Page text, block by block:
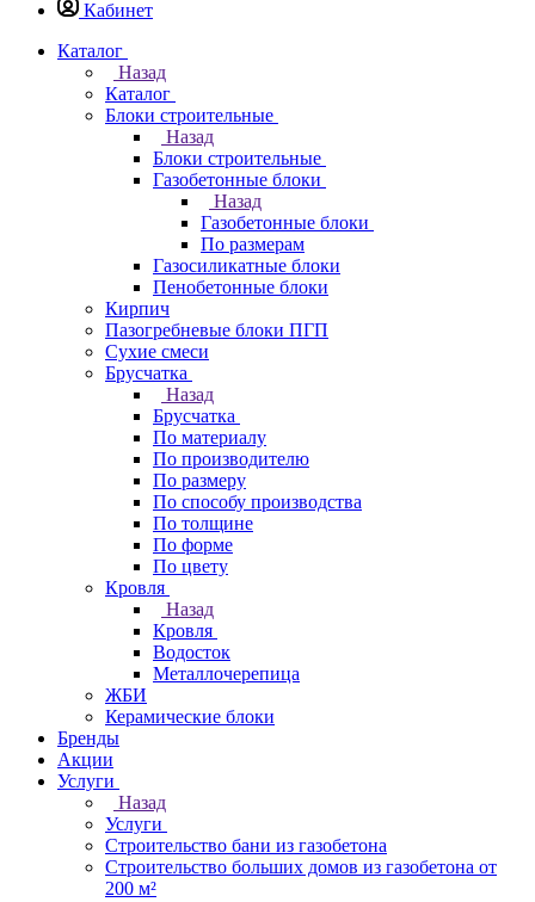
Кабинет
Каталог
Назад
Каталог
Блоки строительные
Назад
Блоки строительные
Газобетонные блоки
Назад
Газобетонные блоки
По размерам
Газосиликатные блоки
Пенобетонные блоки
Кирпич
Пазогребневые блоки ПГП
Сухие смеси
Брусчатка
Назад
Брусчатка
По материалу
По производителю
По размеру
По способу производства
По толщине
По форме
По цвету
Кровля
Назад
Кровля
Водосток
Металлочерепица
ЖБИ
Керамические блоки
Бренды
Акции
Услуги
Назад
Услуги
Строительство бани из газобетона
Строительство больших домов из газобетона от
200 м²